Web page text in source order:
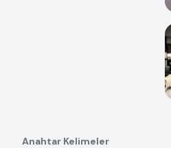
Anahtar Kelimeler